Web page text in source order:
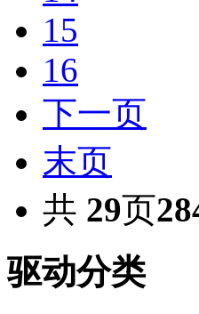
15
16
下一页
末页
共 29页
驱动分类